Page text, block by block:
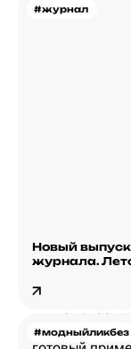
#журнал
Новый выпуск
журнала.
#модныйликбез